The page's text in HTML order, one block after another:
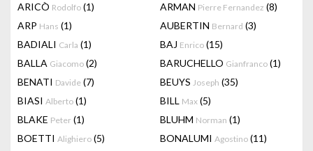
ARICÒ Rodolfo (1) ARMAN Pierre Fernandez (8)
ARP Hans (1) AUBERTIN Bernard (3)
BADIALI Carla (1) BAJ Enrico (15)
BALLA Giacomo (2) BARUCHELLO Gianfranco (1)
BENATI Davide (7) BEUYS Joseph (35)
BIASI Alberto (1) BILL Max (5)
BLAKE Peter (1) BLUHM Norman (1)
BOETTI Alighiero (5) BONALUMI Agostino (11)